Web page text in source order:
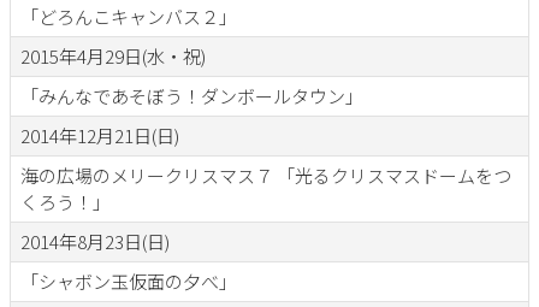
「どろんこキャンバス２」
2015年4月29日(水・祝)
「みんなであそぼう！ダンボールタウン」
2014年12月21日(日)
海の広場のメリークリスマス７ 「光るクリスマスドームをつ
くろう！」
2014年8月23日(日)
「シャボン玉仮面の夕べ」